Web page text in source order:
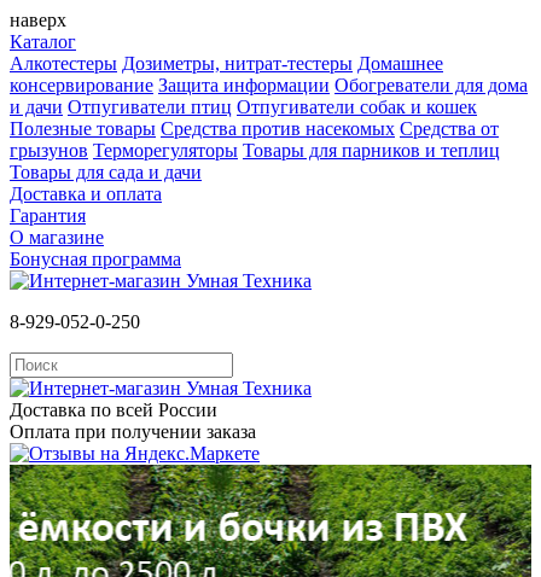
наверх
Каталог
Алкотестеры Дозиметры, нитрат-тестеры Домашнее
консервирование Защита информации Обогреватели для дома
и дачи Отпугиватели птиц Отпугиватели собак и кошек
Полезные товары Средства против насекомых Cредства от
грызунов Терморегуляторы Товары для парников и теплиц
Товары для сада и дачи
Доставка и оплата
Гарантия
О магазине
Бонусная программа
8-929-052-0-250
Доставка по всей России
Оплата при получении заказа